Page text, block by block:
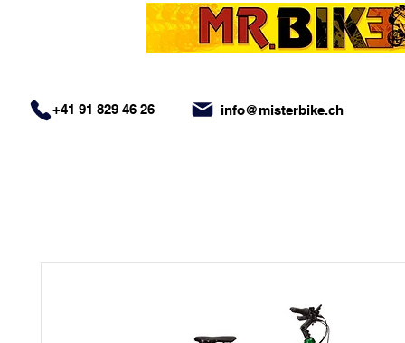
+41 91 829 46 26 info@misterbike.ch